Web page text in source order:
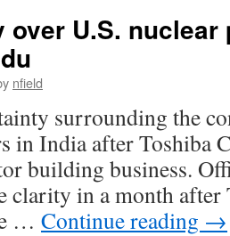
over U.S.
nfield
surrounding the
in India after Toshiba
building business.
clarity in a month after
… Continue reading →